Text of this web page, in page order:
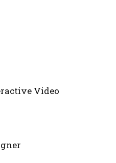
Video